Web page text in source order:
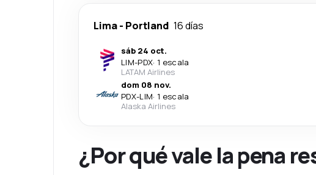
Lima- Portland 16 días
sáb 24 oct.
LIM-PDX· 1 escala
LATAM Airlines
dom 08 nov.
PDX-LIM· 1 escala
Alaska Airlines
¿Por qué vale la pena